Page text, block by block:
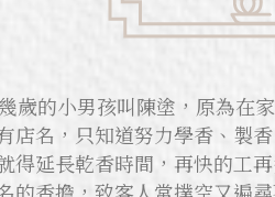
歲的小男孩叫陳塗，原為在
店名，只知道努力學香、製
得延長乾香時間，再快的工